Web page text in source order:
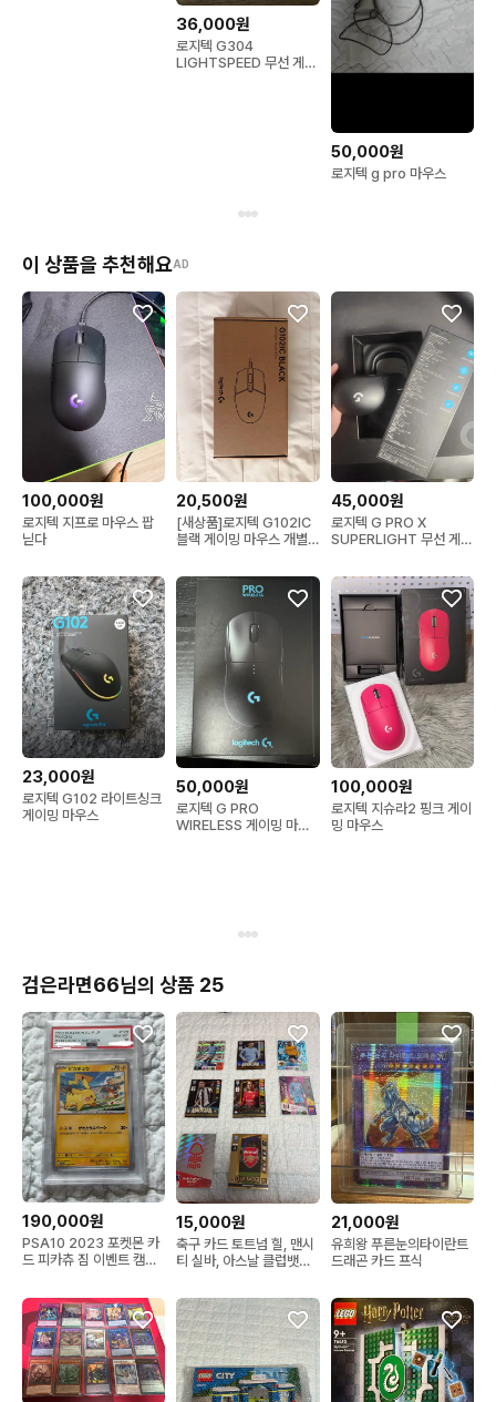
36,000원
로지텍 G304
LIGHTSPEED 무선 게이
50,000원
로지텍 g pro 마우스
이 상품을 추천해요AD
100,000원
로지텍 지프로 마우스 팝
닏다
20,500원
[새상품]로지텍 G102IC
블랙 게이밍 마우스 개별
45,000원
로지텍 G PRO X
SUPERLIGHT 무선 게이
23,000원
로지텍 G102 라이트싱크
게이밍 마우스
50,000원
로지텍 G PRO
WIRELESS 게이밍 마우
100,000원
로지텍 지슈라2 핑크 게이
밍 마우스
검은라면66님의 상품 25
190,000원
PSA10 2023 포켓몬 카
드 피카츄 짐 이벤트 캠페
15,000원
축구 카드 토트넘 힐, 맨시
티 실바, 아스날 클럽뱃지
21,000원
유희왕 푸른눈의타이란트
드래곤 카드 프식